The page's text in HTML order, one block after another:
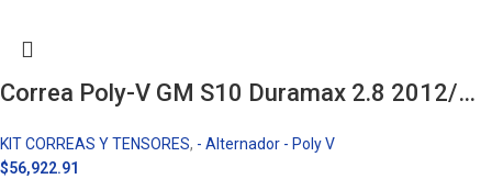
Correa Poly-V GM S10 Duramax 2.8 2012/…
KIT CORREAS Y TENSORES, - Alternador - Poly V
$56,922.91